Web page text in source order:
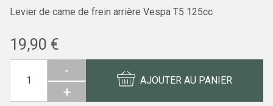
Levier de came de frein arrière Vespa T5 125cc
19,90 €
-
+
AJOUTER AU PANIER